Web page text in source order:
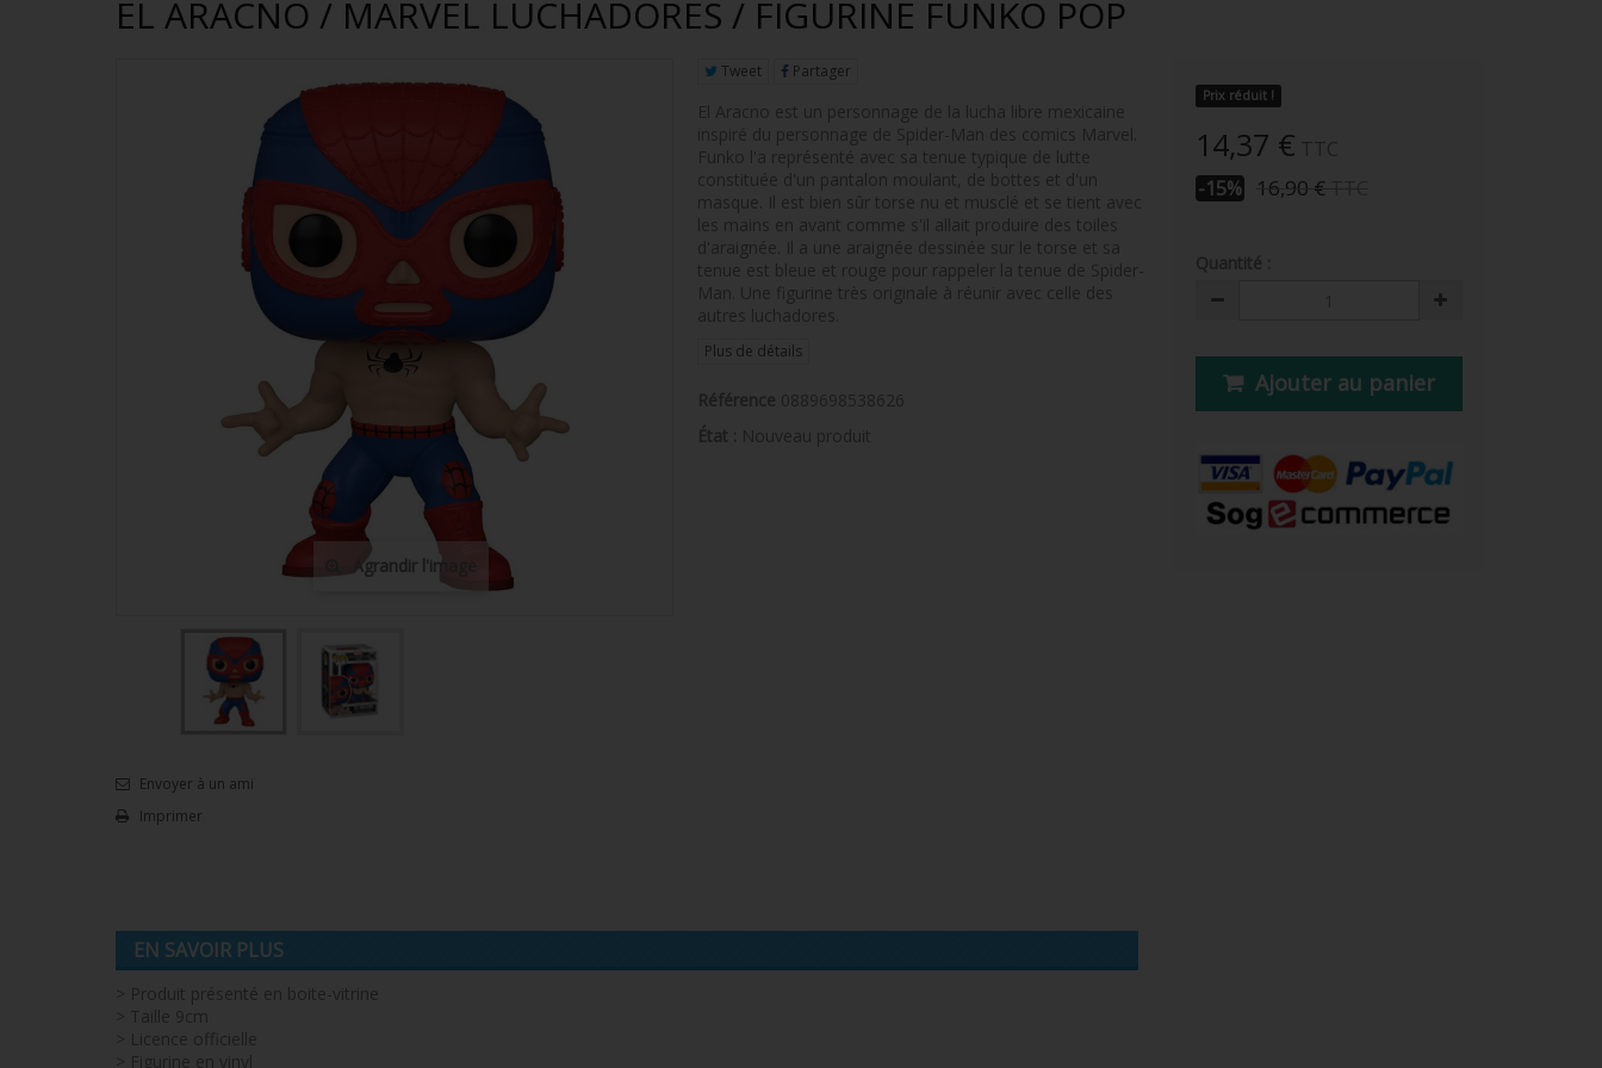
EL ARACNO / MARVEL LUCHADORES / FIGURINE FUNKO POP
Agrandir l'image
Envoyer à un ami
Imprimer
Prix réduit !
14,37 €
-15%
16,90 €
Ajouter au panier
Tweet Partager
El Aracno est un personnage de la lucha libre mexicaine
inspiré du personnage de Spider-Man des comics Marvel.
Funko l'a représenté avec sa tenue typique de lutte
constituée d'un pantalon moulant, de bottes et d'un
masque. Il est bien sûr torse nu et musclé et se tient avec
les mains en avant comme s'il allait produire des toiles
d'araignée. Il a une araignée dessinée sur le torse et sa
tenue est bleue et rouge pour rappeler la tenue de Spider-
Man. Une figurine très originale à réunir avec celle des
autres luchadores.
Plus de détails
Référence 0889698538626
État : Nouveau produit
EN SAVOIR PLUS
> Produit présenté en boite-vitrine
> Taille 9cm
> Licence officielle
> Figurine en vinyl